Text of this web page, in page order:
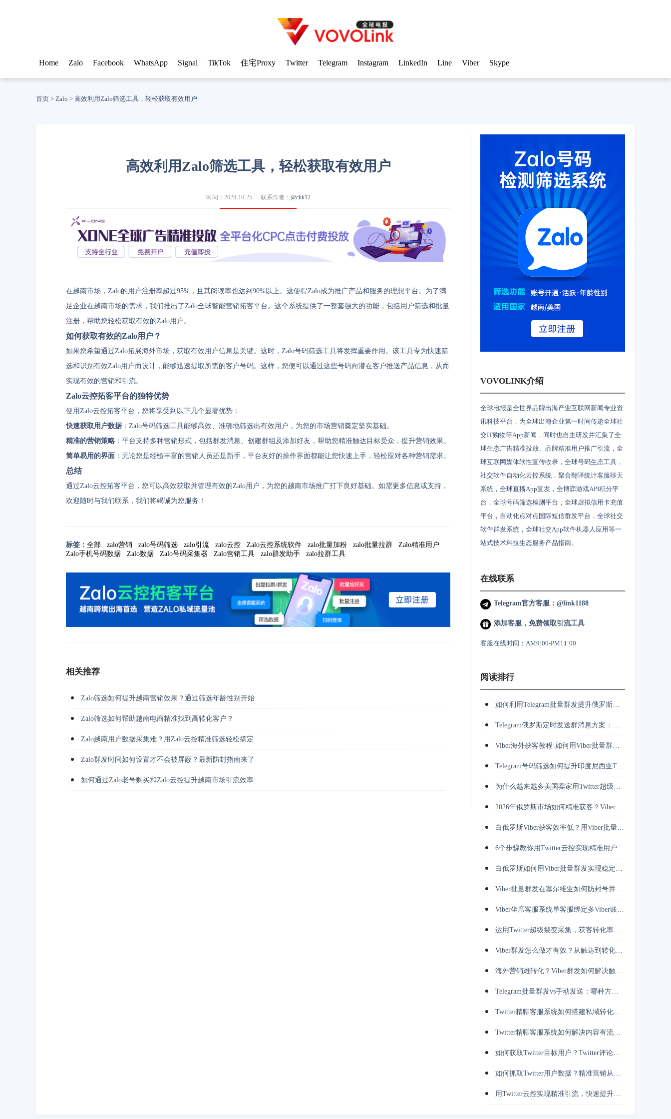
Home Zalo Facebook WhatsApp Signal TikTok 住宅Proxy Twitter Telegram Instagram LinkedIn Line Viber Skype
首页 > Zalo > 高效利用Zalo筛选工具，轻松获取有效用户
高效利用Zalo筛选工具，轻松获取有效用户
时间：2024-10-25 联系作者： @ckk12
在越南市场，Zalo的用户注册率超过95%，且其阅读率也达到90%以上。这使得Zalo成为推广产品和服务的理想平台。为了满
足企业在越南市场的需求，我们推出了Zalo全球智能营销拓客平台。这个系统提供了一整套强大的功能，包括用户筛选和批量
注册，帮助您轻松获取有效的Zalo用户。
如何获取有效的Zalo用户？
如果您希望通过Zalo拓展海外市场，获取有效用户信息是关键。这时，Zalo号码筛选工具将发挥重要作用。该工具专为快速筛
选和识别有效Zalo用户而设计，能够迅速提取所需的客户号码。这样，您便可以通过这些号码向潜在客户推送产品信息，从而
实现有效的营销和引流。
Zalo云控拓客平台的独特优势
使用Zalo云控拓客平台，您将享受到以下几个显著优势：
快速获取用户数据 ：Zalo号码筛选工具能够高效、准确地筛选出有效用户，为您的市场营销奠定坚实基础。
精准的营销策略 ：平台支持多种营销形式，包括群发消息、创建群组及添加好友，帮助您精准触达目标受众，提升营销效果。
简单易用的界面 ：无论您是经验丰富的营销人员还是新手，平台友好的操作界面都能让您快速上手，轻松应对各种营销需求。
总结
通过Zalo云控拓客平台，您可以高效获取并管理有效的Zalo用户，为您的越南市场推广打下良好基础。如需更多信息或支持，
欢迎随时与我们联系，我们将竭诚为您服务！
标签： 全部 zalo营销 zalo号码筛选 zalo引流 zalo云控 Zalo云控系统软件 zalo批量加粉 zalo批量拉群
Zalo精准用户
Zalo手机号码数据
Zalo数据 Zalo号码采集器 Zalo营销工具 zalo群发助手 zalo拉群工具
相关推荐
Zalo筛选如何提升越南营销效果？通过筛选年龄性别开始
Zalo筛选如何帮助越南电商精准找到高转化客户？
Zalo越南用户数据采集难？用Zalo云控精准筛选轻松搞定
Zalo群发时间如何设置才不会被屏蔽？最新防封指南来了
如何通过Zalo老号购买和Zalo云控提升越南市场引流效率
VOVOLINK介绍
全球电报是全世界品牌出海产业互联网新闻专业资
讯科技平台，为全球出海企业第一时间传递全球社
交IT购物等App新闻，同时也自主研发并汇集了全
球生态广告精准投放、品牌精准用户推广引流，全
球互联网媒体软性宣传收录，全球号码生态工具，
社交软件自动化云控系统，聚合翻译统计客服聊天
系统，全球直播App宣发，全博弈游戏API积分平
台，全球号码筛选检测平台，全球虚拟信用卡充值
平台，自动化点对点国际短信群发平台，全球社交
软件群发系统，全球社交App软件机器人应用等一
站式技术科技生态服务产品指南。
在线联系
Telegram官方客服：@link1188
添加客服，免费领取引流工具
客服在线时间：AM9:00-PM11:00
阅读排行
如何利用Telegram批量群发提升俄罗斯市场客户开发效率？
Telegram俄罗斯定时发送群消息方案：多账号群发、客服承接与长期运营
Viber海外获客教程-如何用Viber批量群发完成客户触达与跟进？
Telegram号码筛选如何提升印度尼西亚TG营销转化率与获客效率？
为什么越来越多美国卖家用Twitter超级裂变采集挖掘竞对用户并做私信转化？
2026年俄罗斯市场如何精准获客？Viber批量群发正在改变推广方式
白俄罗斯Viber获客效率低？用Viber批量群发解决触达难题
6个步骤教你用Twitter云控实现精准用户获取与高效转化
白俄罗斯如何用Viber批量群发实现稳定触达并持续获取精准用户？
Viber批量群发在塞尔维亚如何防封号并降低营销成本？
Viber坐席客服系统单客服绑定多Viber账号，越南客户承接效率倍增
运用Twitter超级裂变采集，获客转化率提升3倍的实战策略
Viber群发怎么做才有效？从触达到转化完整指南
海外营销难转化？Viber群发如何解决触达问题
Telegram批量群发vs手动发送：哪种方式更高效稳定？
Twitter精聊客服系统如何搭建私域转化体系（教程+技巧）
Twitter精聊客服系统如何解决内容有流量却无转化问题
如何获取Twitter目标用户？Twitter评论用户采集避免无效引流
如何抓取Twitter用户数据？精准营销从这里开始
用Twitter云控实现精准引流，快速提升用户转化率